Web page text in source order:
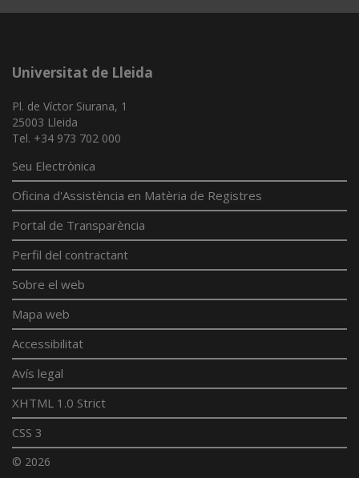
Universitat de Lleida
Pl. de Víctor Siurana, 1
25003 Lleida
Tel. +34 973 702 000
Seu Electrònica
Oficina d'Assistència en Matèria de Registres
Portal de Transparència
Perfil del contractant
Sobre el web
Mapa web
Accessibilitat
Avís legal
XHTML 1.0 Strict
CSS 3
© 2026